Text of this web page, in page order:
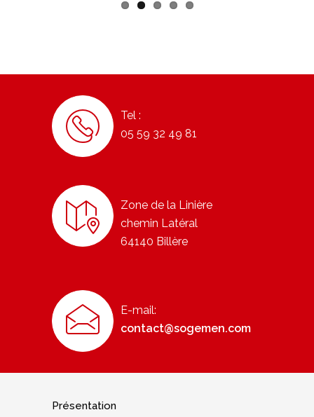
Tel :
05 59 32 49 81
Zone de la Linière
chemin Latéral
64140 Billère
E-mail:
contact@sogemen.com
Présentation